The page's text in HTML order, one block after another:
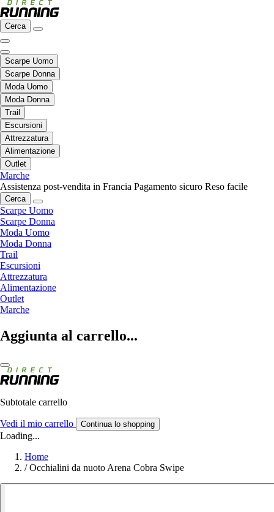
Cerca
Scarpe Uomo
Scarpe Donna
Moda Uomo
Moda Donna
Trail
Escursioni
Attrezzatura
Alimentazione
Outlet
Marche
Assistenza post-vendita in Francia Pagamento sicuro Reso facile
Cerca
Scarpe Uomo
Scarpe Donna
Moda Uomo
Moda Donna
Trail
Escursioni
Attrezzatura
Alimentazione
Outlet
Marche
Aggiunta al carrello...
Subtotale carrello
Vedi il mio carrello Continua lo shopping
Loading...
Home
/ Occhialini da nuoto Arena Cobra Swipe